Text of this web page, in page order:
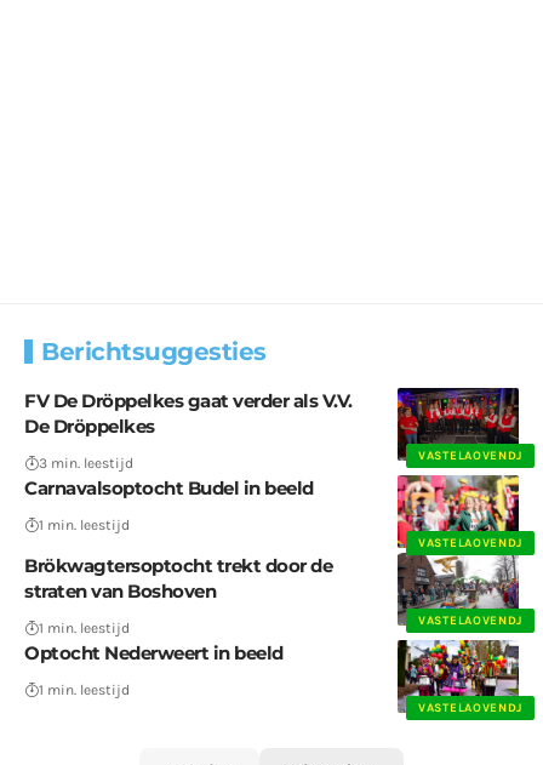
Berichtsuggesties
VASTELAOVENDJ
FV De Dröppelkes gaat verder als V.V.
De Dröppelkes
3 min. leestijd
VASTELAOVENDJ
Carnavalsoptocht Budel in beeld
1 min. leestijd
VASTELAOVENDJ
Brökwagtersoptocht trekt door de
straten van Boshoven
1 min. leestijd
VASTELAOVENDJ
Optocht Nederweert in beeld
1 min. leestijd